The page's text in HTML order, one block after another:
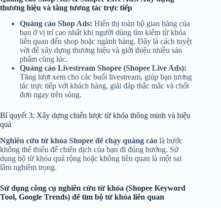
thương hiệu và tăng tương tác trực tiếp
Quảng cáo Shop Ads: Hiển thị toàn bộ gian hàng của
bạn ở vị trí cao nhất khi người dùng tìm kiếm từ khóa
liên quan đến shop hoặc ngành hàng. Đây là cách tuyệt
vời để xây dựng thương hiệu và giới thiệu nhiều sản
phẩm cùng lúc.
Quảng cáo Livestream Shopee (Shopee Live Ads):
Tăng lượt xem cho các buổi livestream, giúp bạn tương
tác trực tiếp với khách hàng, giải đáp thắc mắc và chốt
đơn ngay trên sóng.
Bí quyết 3: Xây dựng chiến lược từ khóa thông minh và hiệu
quả
Nghiên cứu từ khóa Shopee để chạy quảng cáo là bước
không thể thiếu để chiến dịch của bạn đi đúng hướng. Sử
dụng bộ từ khóa quá rộng hoặc không liên quan là một sai
lầm nghiêm trọng.
Sử dụng công cụ nghiên cứu từ khóa (Shopee Keyword
Tool, Google Trends) để tìm bộ từ khóa liên quan